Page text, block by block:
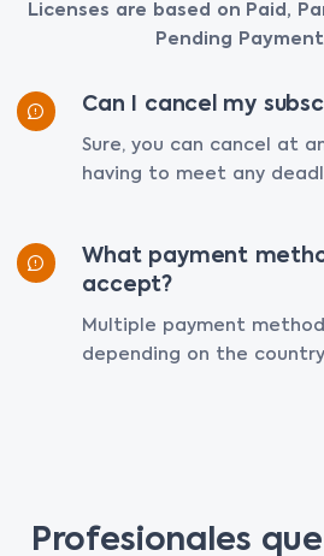
Licenses are based on Paid,
Pending
Can I cancel my
Sure, you can cancel at
having to meet any
What payment
accept?
Multiple payment
depending on the
Profesionales